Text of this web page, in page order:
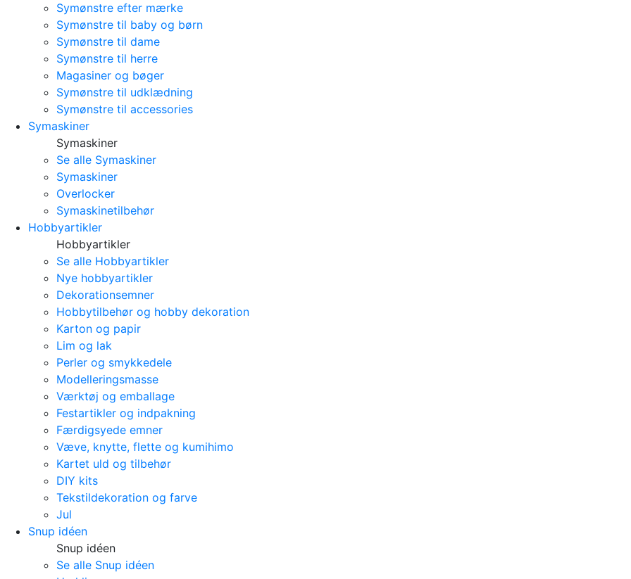
Symønstre efter mærke
Symønstre til baby og børn
Symønstre til dame
Symønstre til herre
Magasiner og bøger
Symønstre til udklædning
Symønstre til accessories
Symaskiner
Symaskiner
Se alle Symaskiner
Symaskiner
Overlocker
Symaskinetilbehør
Hobbyartikler
Hobbyartikler
Se alle Hobbyartikler
Nye hobbyartikler
Dekorationsemner
Hobbytilbehør og hobby dekoration
Karton og papir
Lim og lak
Perler og smykkedele
Modelleringsmasse
Værktøj og emballage
Festartikler og indpakning
Færdigsyede emner
Væve, knytte, flette og kumihimo
Kartet uld og tilbehør
DIY kits
Tekstildekoration og farve
Jul
Snup idéen
Snup idéen
Se alle Snup idéen